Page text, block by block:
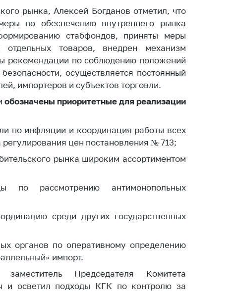
и
рынка, Алексей Богданов отметил, что
по обеспечению внутреннего рынка
стабфондов, приняты меры
товаров, внедрен механизм
рекомендации по соблюдению положений
осуществляется постоянный
импортеров и субъектов торговли.
обозначены приоритетные для реализации
по инфляции и координация работы всех
цен постановления № 713;
рынка широким ассортиментом
по рассмотрению антимонопольных
среди других государственных
органов по оперативному определению
импорт.
Председателя Комитета
и осветил подходы КГК по контролю за